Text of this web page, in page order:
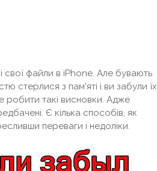
свої файли в iPhone. Але бувають
стерлися з пам'яті і ви забули їх
робити такі висновки. Адже
Є кілька способів, як
переваги і недоліки.